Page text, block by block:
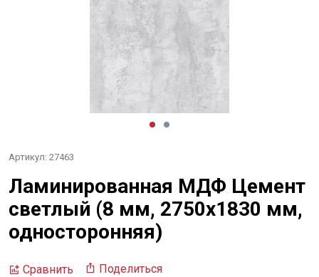
Артикул: 27463
Ламинированная МДФ Цемент
светлый (8 мм, 2750х1830 мм,
односторонняя)
Сравнить Поделиться